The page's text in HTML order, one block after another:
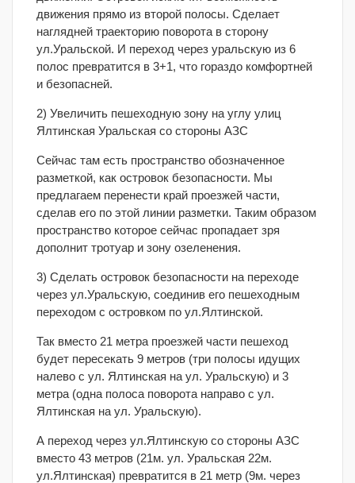
движения прямо из второй полосы. Сделает
наглядней траекторию поворота в сторону
ул.Уральской. И переход через уральскую из 6
полос превратится в 3+1, что гораздо комфортней
и безопасней.
2) Увеличить пешеходную зону на углу улиц
Ялтинская Уральская со стороны АЗС
Сейчас там есть пространство обозначенное
разметкой, как островок безопасности. Мы
предлагаем перенести край проезжей части,
сделав его по этой линии разметки. Таким образом
пространство которое сейчас пропадает зря
дополнит тротуар и зону озеленения.
3) Сделать островок безопасности на переходе
через ул.Уральскую, соединив его пешеходным
переходом с островком по ул.Ялтинской.
Так вместо 21 метра проезжей части пешеход
будет пересекать 9 метров (три полосы идущих
налево с ул. Ялтинская на ул. Уральскую) и 3
метра (одна полоса поворота направо с ул.
Ялтинская на ул. Уральскую).
А переход через ул.Ялтинскую со стороны АЗС
вместо 43 метров (21м. ул. Уральская 22м.
ул.Ялтинская) превратится в 21 метр (9м. через